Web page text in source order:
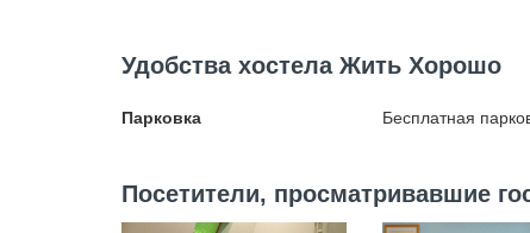
Удобства хостела Жить Хорошо
Парковка Бесплатная
Посетители, просматривавшие